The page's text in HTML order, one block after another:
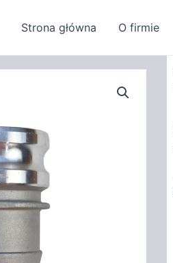
Strona główna O firmie